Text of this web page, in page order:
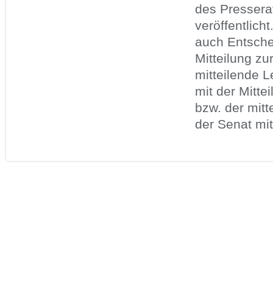
des
auch
Mitteilung
mitteilende
mit der
bzw. der
der Senat